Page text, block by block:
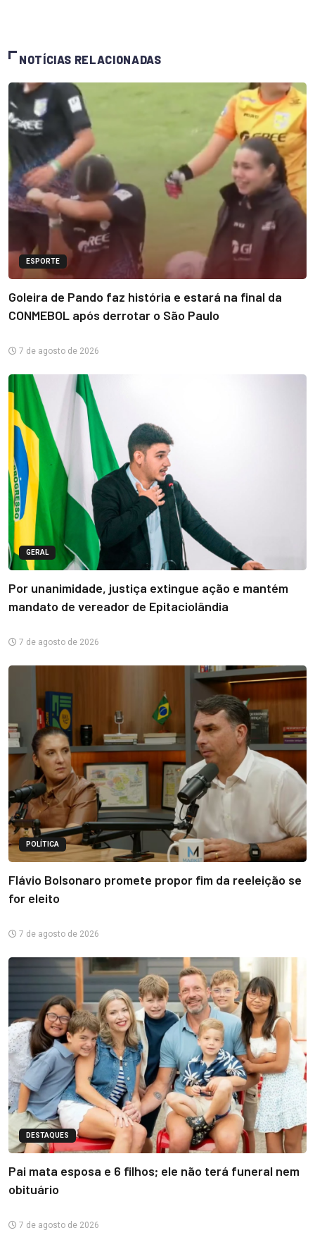
NOTÍCIAS RELACIONADAS
ESPORTE
Goleira de Pando faz história e estará na final da
CONMEBOL após derrotar o São Paulo
7 de agosto de 2026
GERAL
Por unanimidade, justiça extingue ação e mantém
mandato de vereador de Epitaciolândia
7 de agosto de 2026
POLÍTICA
Flávio Bolsonaro promete propor fim da reeleição se
for eleito
7 de agosto de 2026
DESTAQUES
Pai mata esposa e 6 filhos; ele não terá funeral nem
obituário
7 de agosto de 2026